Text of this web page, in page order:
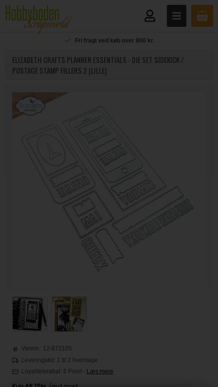
Fri fragt ved køb over 800 kr.
ELIZABETH CRAFTS PLANNER ESSENTIALS - DIE SET SIDEKICK /
POSTAGE STAMP FILLERS 2 (LILLE)
Varenr.: 12-672105
Leveringstid: 1 til 2 hverdage
Loyalitetsrabat: 6 Point - Læs mere